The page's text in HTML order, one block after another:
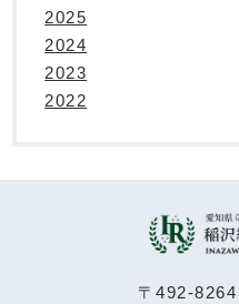
2025
2024
2023
2022
〒492-8264